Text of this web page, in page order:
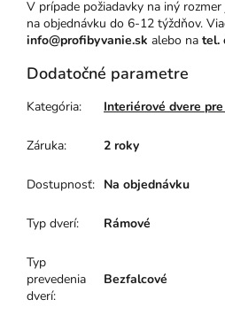
V prípade požiadavky na iný
na objednávku do 6-12 týždňov.
info@profibyvanie.sk alebo na tel.
Dodatočné parametre
Kategória: Interiérové dvere
Záruka: 2 roky
Dostupnosť: Na objednávku
Typ dverí: Rámové
Typ
prevedenia
dverí:
Bezfalcové